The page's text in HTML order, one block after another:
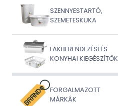
SZENNYESTARTÓ,
SZEMETESKUKA
LAKBERENDEZÉSI ÉS
KONYHAI KIEGÉSZÍTŐK
FORGALMAZOTT
MÁRKÁK